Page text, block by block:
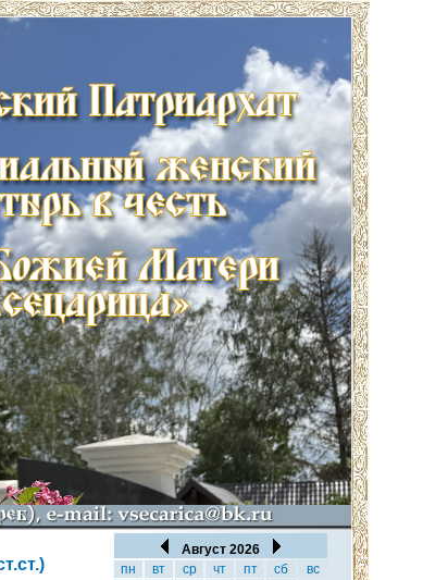
Август 2026
пн
вт ср чт пт сб
вс